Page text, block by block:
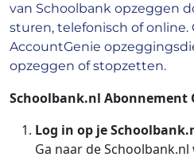
van Schoolbank opzeggen
sturen, telefonisch of online.
AccountGenie
opzeggen of stopzetten.
Schoolbank.nl Abonnement
Log in op je
Ga naar de